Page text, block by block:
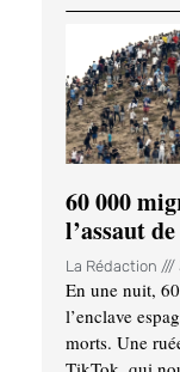
60 000
l’assaut
La Rédaction
En une nuit,
l’enclave
morts. Une